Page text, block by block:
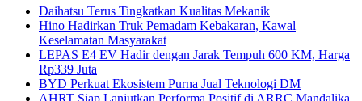
Daihatsu Terus Tingkatkan Kualitas Mekanik
Hino Hadirkan Truk Pemadam Kebakaran, Kawal
Keselamatan Masyarakat
LEPAS E4 EV Hadir dengan Jarak Tempuh 600 KM, Harga
Rp339 Juta
BYD Perkuat Ekosistem Purna Jual Teknologi DM
AHRT Siap Lanjutkan Performa Positif di ARRC Mandalika